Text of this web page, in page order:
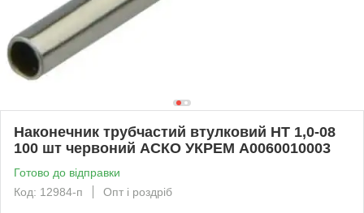
Наконечник трубчастий втулковий НТ 1,0-08
100 шт червоний АСКО УКРЕМ A0060010003
Готово до відправки
Код: 12984-п
Опт і роздріб